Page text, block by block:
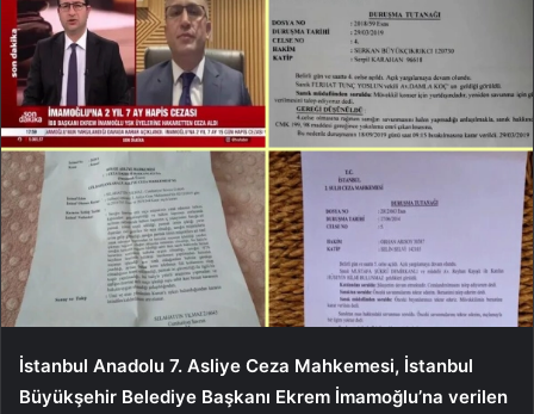
İstanbul Anadolu 7. Asliye Ceza Mahkemesi, İstanbul
Büyükşehir Belediye Başkanı Ekrem İmamoğlu’na verilen